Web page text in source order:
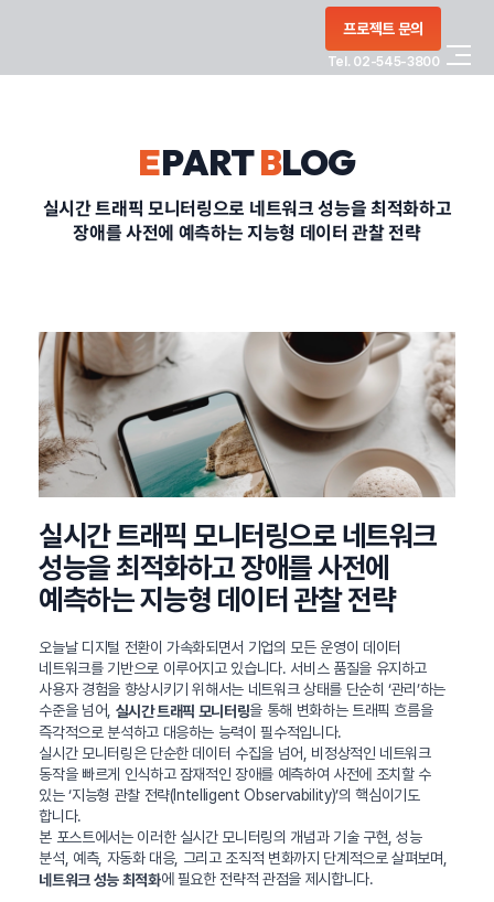
프로젝트 문의
Tel. 02-545-3800
PORTFOLIO
CONTACT
정부지원사업
EPARTBLOG
실시간 트래픽 모니터링으로 네트워크 성능을 최적화하고
장애를 사전에 예측하는 지능형 데이터 관찰 전략
실시간 트래픽 모니터링으로 네트워크
성능을 최적화하고 장애를 사전에
예측하는 지능형 데이터 관찰 전략
오늘날 디지털 전환이 가속화되면서 기업의 모든 운영이 데이터
네트워크를 기반으로 이루어지고 있습니다. 서비스 품질을 유지하고
사용자 경험을 향상시키기 위해서는 네트워크 상태를 단순히 ‘관리’하는
수준을 넘어, 실시간 트래픽 모니터링을 통해 변화하는 트래픽 흐름을
즉각적으로 분석하고 대응하는 능력이 필수적입니다.
실시간 모니터링은 단순한 데이터 수집을 넘어, 비정상적인 네트워크
동작을 빠르게 인식하고 잠재적인 장애를 예측하여 사전에 조치할 수
있는 ‘지능형 관찰 전략(Intelligent Observability)’의 핵심이기도
합니다.
본 포스트에서는 이러한 실시간 모니터링의 개념과 기술 구현, 성능
분석, 예측, 자동화 대응, 그리고 조직적 변화까지 단계적으로 살펴보며,
네트워크 성능 최적화에 필요한 전략적 관점을 제시합니다.